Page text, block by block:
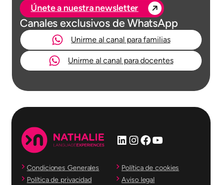
Únete a nuestra newsletter
Canales exclusivos de WhatsApp
Unirme al canal para familias
Unirme al canal para docentes
LinkedIn
Instagram
Facebook
YouTube
Condiciones Generales
Política de cookies
Política de privacidad
Aviso legal